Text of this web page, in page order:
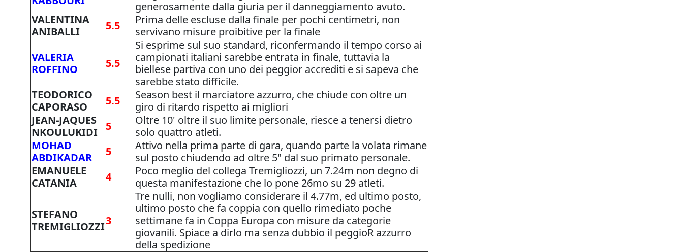
generosamente dalla giuria per il danneggiamento avuto.
VALENTINA
ANIBALLI
5.5
Prima delle escluse dalla finale per pochi centimetri, non
servivano misure proibitive per la finale
VALERIA
ROFFINO
5.5
Si esprime sul suo standard, riconfermando il tempo corso ai
campionati italiani sarebbe entrata in finale, tuttavia la
biellese partiva con uno dei peggior accrediti e si sapeva che
sarebbe stato difficile.
TEODORICO
CAPORASO
5.5
Season best il marciatore azzurro, che chiude con oltre un
giro di ritardo rispetto ai migliori
JEAN-JAQUES
NKOULUKIDI
5
Oltre 10' oltre il suo limite personale, riesce a tenersi dietro
solo quattro atleti.
MOHAD
ABDIKADAR
5
Attivo nella prima parte di gara, quando parte la volata rimane
sul posto chiudendo ad oltre 5" dal suo primato personale.
EMANUELE
CATANIA
4
Poco meglio del collega Tremigliozzi, un 7.24m non degno di
questa manifestazione che lo pone 26mo su 29 atleti.
STEFANO
TREMIGLIOZZI3
Tre nulli, non vogliamo considerare il 4.77m, ed ultimo posto,
ultimo posto che fa coppia con quello rimediato poche
settimane fa in Coppa Europa con misure da categorie
giovanili. Spiace a dirlo ma senza dubbio il peggioR azzurro
della spedizione